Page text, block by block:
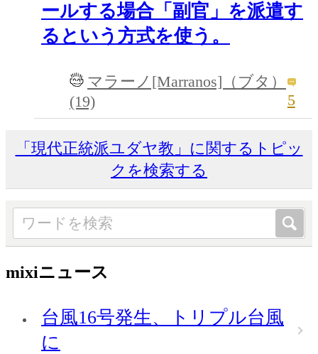
ールする場合「副官」を派遣す
るという方式を使う。
マラーノ[Marranos]（ブタ）
(19)
5
「現代正統派ユダヤ教」に関するトピッ
クを検索する
mixiニュース
台風16号発生、トリプル台風
に